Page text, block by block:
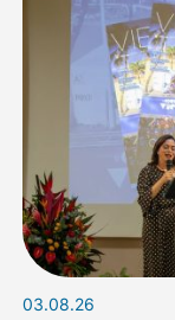
03.08.26